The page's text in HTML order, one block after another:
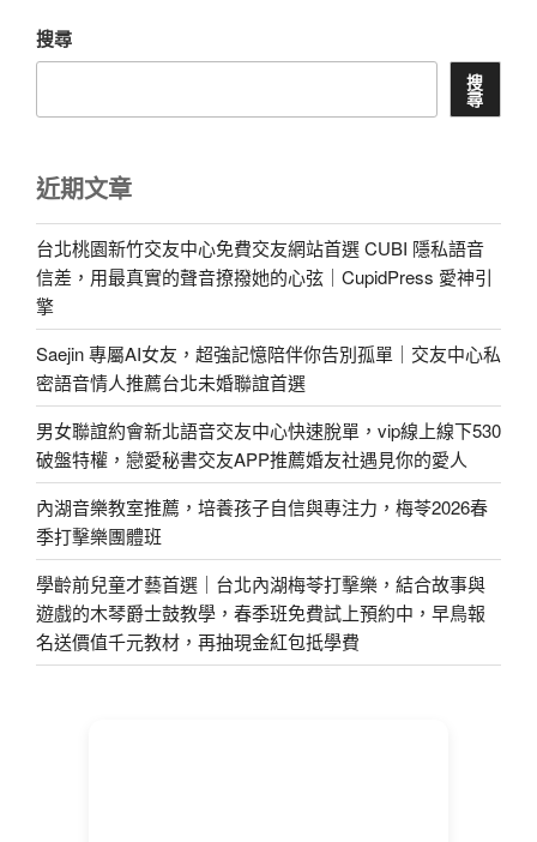
搜尋
搜
尋
近期文章
台北桃園新竹交友中心免費交友網站首選 CUBI 隱私語音
信差，用最真實的聲音撩撥她的心弦｜CupidPress 愛神引
擎
Saejin 專屬AI女友，超強記憶陪伴你告別孤單｜交友中心私
密語音情人推薦台北未婚聯誼首選
男女聯誼約會新北語音交友中心快速脫單，vip線上線下530
破盤特權，戀愛秘書交友APP推薦婚友社遇見你的愛人
內湖音樂教室推薦，培養孩子自信與專注力，梅苓2026春
季打擊樂團體班
學齡前兒童才藝首選｜台北內湖梅苓打擊樂，結合故事與
遊戲的木琴爵士鼓教學，春季班免費試上預約中，早鳥報
名送價值千元教材，再抽現金紅包抵學費